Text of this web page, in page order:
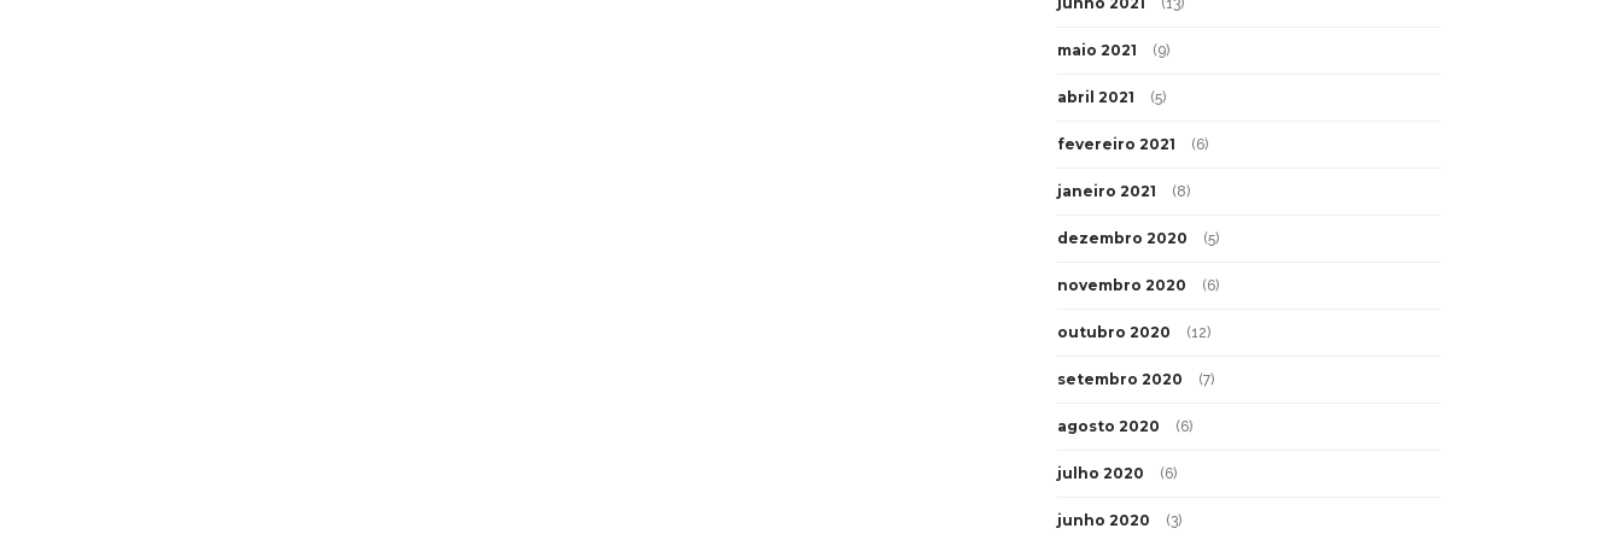
maio 2021 (9)
abril 2021 (5)
fevereiro 2021 (6)
janeiro 2021 (8)
dezembro 2020 (5)
novembro 2020 (6)
outubro 2020 (12)
setembro 2020 (7)
agosto 2020 (6)
julho 2020 (6)
junho 2020 (3)